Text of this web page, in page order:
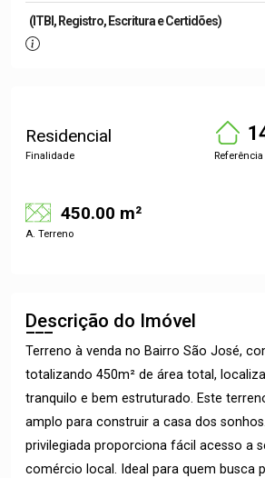
(ITBI, Registro, Escritura e Certidões)
Residencial
Finalidade Referência
450.00 m²
A. Terreno
Descrição do Imóvel
Terreno à venda no Bairro São José,
totalizando 450m² de área total,
tranquilo e bem estruturado. Este
amplo para construir a casa dos
privilegiada proporciona fácil acesso a
comércio local. Ideal para quem busca